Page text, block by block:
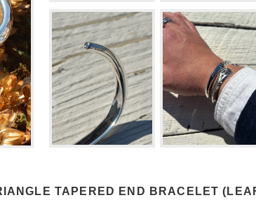
TAPERED END BRACELET